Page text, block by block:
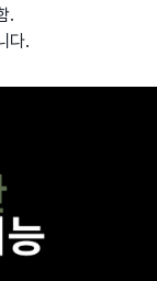
.
다.